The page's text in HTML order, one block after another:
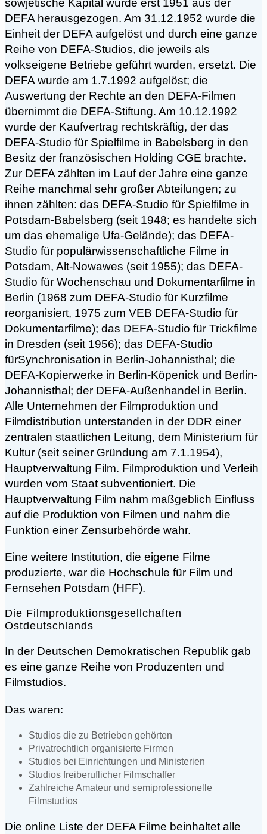
sowjetische Kapital wurde erst 1951 aus der
DEFA herausgezogen. Am 31.12.1952 wurde die
Einheit der DEFA aufgelöst und durch eine ganze
Reihe von DEFA-Studios, die jeweils als
volkseigene Betriebe geführt wurden, ersetzt. Die
DEFA wurde am 1.7.1992 aufgelöst; die
Auswertung der Rechte an den DEFA-Filmen
übernimmt die DEFA-Stiftung. Am 10.12.1992
wurde der Kaufvertrag rechtskräftig, der das
DEFA-Studio für Spielfilme in Babelsberg in den
Besitz der französischen Holding CGE brachte.
Zur DEFA zählten im Lauf der Jahre eine ganze
Reihe manchmal sehr großer Abteilungen; zu
ihnen zählten: das DEFA-Studio für Spielfilme in
Potsdam-Babelsberg (seit 1948; es handelte sich
um das ehemalige Ufa-Gelände); das DEFA-
Studio für populärwissenschaftliche Filme in
Potsdam, Alt-Nowawes (seit 1955); das DEFA-
Studio für Wochenschau und Dokumentarfilme in
Berlin (1968 zum DEFA-Studio für Kurzfilme
reorganisiert, 1975 zum VEB DEFA-Studio für
Dokumentarfilme); das DEFA-Studio für Trickfilme
in Dresden (seit 1956); das DEFA-Studio
fürSynchronisation in Berlin-Johannisthal; die
DEFA-Kopierwerke in Berlin-Köpenick und Berlin-
Johannisthal; der DEFA-Außenhandel in Berlin.
Alle Unternehmen der Filmproduktion und
Filmdistribution unterstanden in der DDR einer
zentralen staatlichen Leitung, dem Ministerium für
Kultur (seit seiner Gründung am 7.1.1954),
Hauptverwaltung Film. Filmproduktion und Verleih
wurden vom Staat subventioniert. Die
Hauptverwaltung Film nahm maßgeblich Einfluss
auf die Produktion von Filmen und nahm die
Funktion einer Zensurbehörde wahr.
Eine weitere Institution, die eigene Filme
produzierte, war die Hochschule für Film und
Fernsehen Potsdam (HFF).
Die Filmproduktionsgesellchaften
Ostdeutschlands
In der Deutschen Demokratischen Republik gab
es eine ganze Reihe von Produzenten und
Filmstudios.
Das waren:
Studios die zu Betrieben gehörten
Privatrechtlich organisierte Firmen
Studios bei Einrichtungen und Ministerien
Studios freiberuflicher Filmschaffer
Zahlreiche Amateur und semiprofessionelle
Filmstudios
Die online Liste der DEFA Filme beinhaltet alle